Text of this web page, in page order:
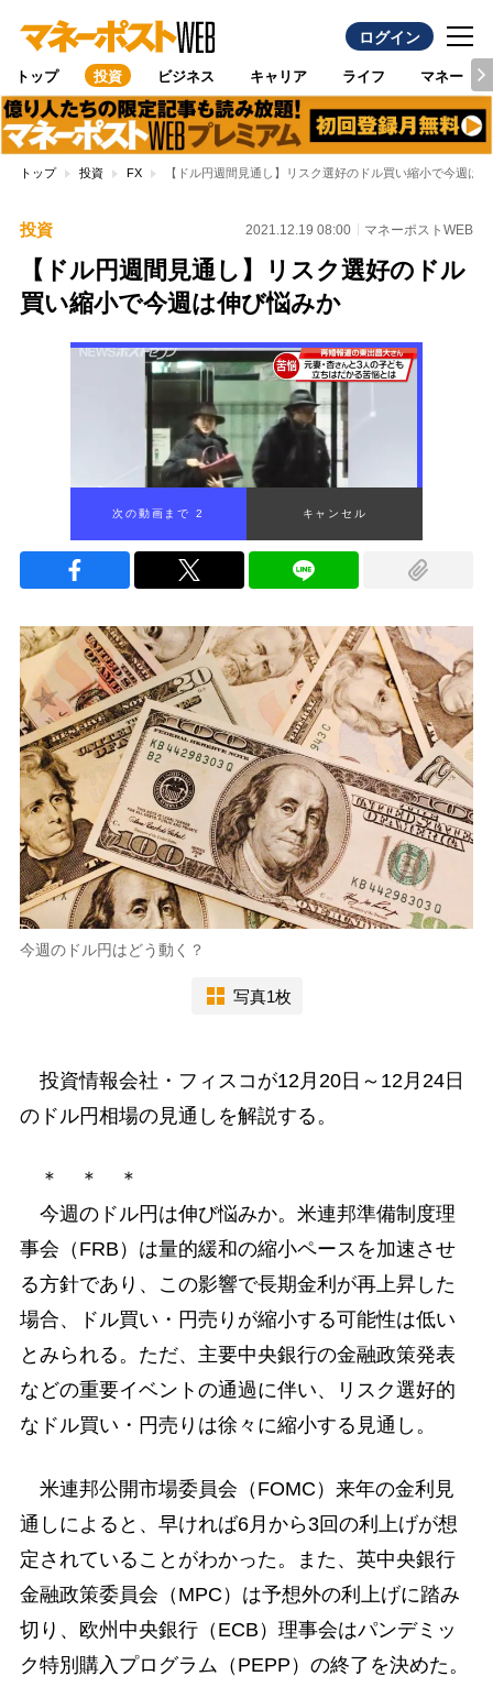
ログイン
トップ 投資 ビジネス キャリア ライフ マネー
トップ 投資 FX 【ドル円週間見通し】リスク選好のドル買い縮小で今週は
投資 2021.12.19 08:00 マネーポストWEB
【ドル円週間見通し】リスク選好のドル
買い縮小で今週は伸び悩みか
次の動画まで 1 キャンセル
今週のドル円はどう動く？
写真1枚
投資情報会社・フィスコが12月20日～12月24日
のドル円相場の見通しを解説する。
＊ ＊ ＊
今週のドル円は伸び悩みか。米連邦準備制度理
事会（FRB）は量的緩和の縮小ペースを加速させ
る方針であり、この影響で長期金利が再上昇した
場合、ドル買い・円売りが縮小する可能性は低い
とみられる。ただ、主要中央銀行の金融政策発表
などの重要イベントの通過に伴い、リスク選好的
なドル買い・円売りは徐々に縮小する見通し。
米連邦公開市場委員会（FOMC）来年の金利見
通しによると、早ければ6月から3回の利上げが想
定されていることがわかった。また、英中央銀行
金融政策委員会（MPC）は予想外の利上げに踏み
切り、欧州中央銀行（ECB）理事会はパンデミッ
ク特別購入プログラム（PEPP）の終了を決めた。